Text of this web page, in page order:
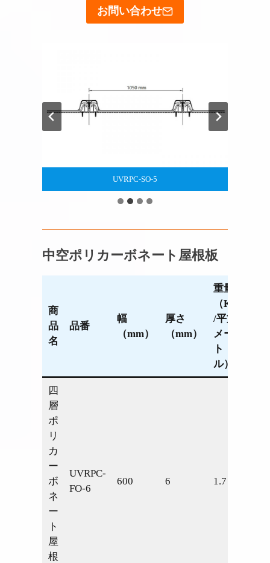
お問い合わせ
UVRPC-SO-6
中空ポリカーボネート屋根板
商
品
名
品番
幅
（mm）
厚さ
（mm）
重量
（Kg
/平方
メー
ト
ル）
四
層
ポ
リ
カ
ー
ボ
ネ
ー
ト
屋
根
UVRPC-
FO-6
600 6 1.7